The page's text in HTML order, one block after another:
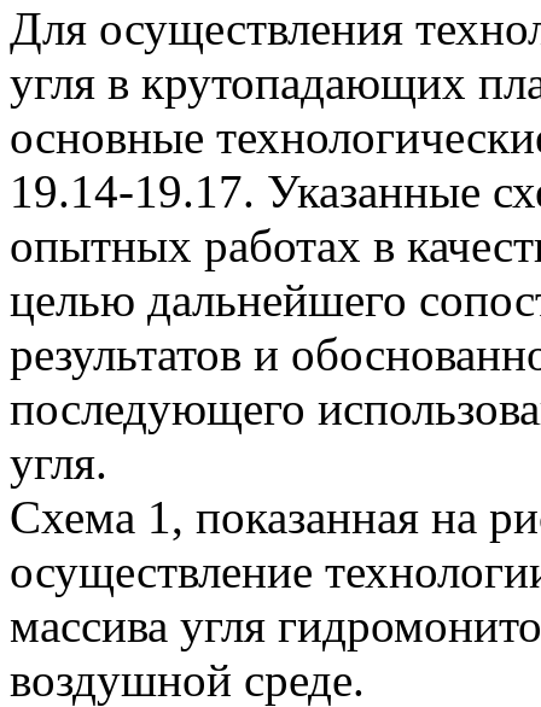
Для осуществления
угля в крутопадающих
основные
19.14-19.17. Указанные
опытных работах в
целью дальнейшего
результатов и
последующего
угля.
Схема 1, показанная на
осуществление
массива угля
воздушной среде.